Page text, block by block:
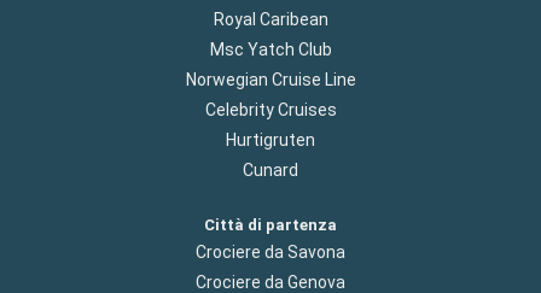
Royal Caribean
Msc Yatch Club
Norwegian Cruise Line
Celebrity Cruises
Hurtigruten
Cunard
Città di partenza
Crociere da Savona
Crociere da Genova